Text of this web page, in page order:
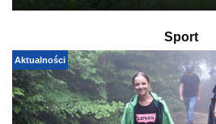
Sport
Aktualności